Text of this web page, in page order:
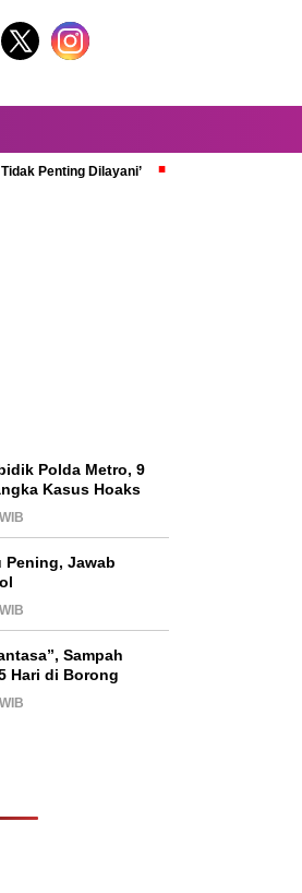
Penting Dilayani’
Polda Metro, 9
Kasus Hoaks
Jawab
Sampah
Hari di Borong